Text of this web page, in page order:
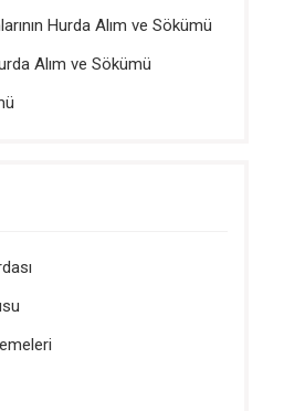
Hurda Alım ve Sökümü
Alım ve Sökümü